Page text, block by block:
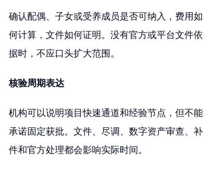
确认配偶、子女或受养成员是否可纳入，费用如
何计算，文件如何证明。没有官方或平台文件依
据时，不应口头扩大范围。
核验周期表达
机构可以说明项目快速通道和经验节点，但不能
承诺固定获批。文件、尽调、数字资产审查、补
件和官方处理都会影响实际时间。